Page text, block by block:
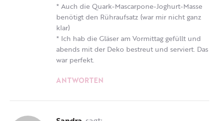
* Auch die Quark-Mascarpone-Joghurt-Masse
benötigt den Rühraufsatz (war mir nicht ganz
klar)
* Ich hab die Gläser am Vormittag gefüllt und
abends mit der Deko bestreut und serviert. Das
war perfekt.
ANTWORTEN